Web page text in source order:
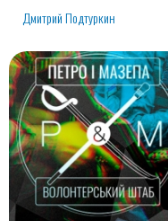
Дмитрий Подтуркин